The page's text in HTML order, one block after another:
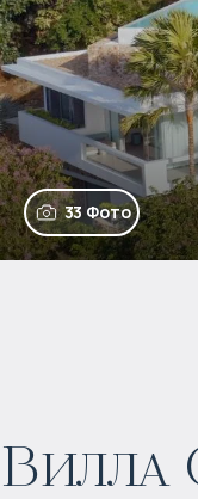
33 Фото
Вилла